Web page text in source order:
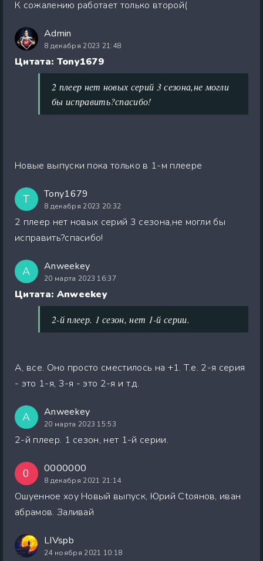
К сожалению работает только второй(
Admin
8 декабря 2023 21:48
Цитата: Tony1679
2 плеер нет новых серий 3 сезона,не могли
бы исправить?спасибо!
Новые выпуски пока только в 1-м плеере
T Tony1679
8 декабря 2023 20:32
2 плеер нет новых серий 3 сезона,не могли бы
исправить?спасибо!
A Anweekey
20 марта 2023 16:37
Цитата: Anweekey
2-й плеер. 1 сезон, нет 1-й серии.
А, все. Оно просто сместилось на +1. Т.е. 2-я серия
- это 1-я, 3-я - это 2-я и т.д.
A Anweekey
20 марта 2023 15:53
2-й плеер. 1 сезон, нет 1-й серии.
0 0000000
8 декабря 2021 21:14
Ошуенное хоу Новый выпуск, Юрий Сtоянов, иван
абрамов. Заливай
LIVspb
24 ноября 2021 10:18